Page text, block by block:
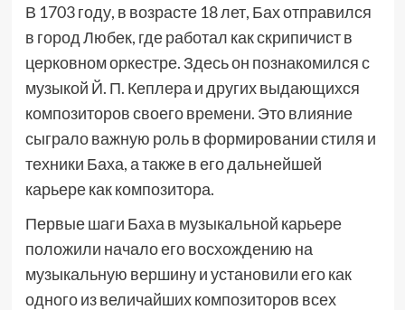
В 1703 году, в возрасте 18 лет, Бах отправился
в город Любек, где работал как скрипичист в
церковном оркестре. Здесь он познакомился с
музыкой Й. П. Кеплера и других выдающихся
композиторов своего времени. Это влияние
сыграло важную роль в формировании стиля и
техники Баха, а также в его дальнейшей
карьере как композитора.
Первые шаги Баха в музыкальной карьере
положили начало его восхождению на
музыкальную вершину и установили его как
одного из величайших композиторов всех